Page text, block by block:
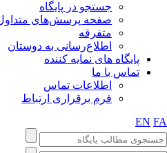
جستجو در پایگاه
صفحه پرسش‌های متداول
متفرقه
اطلاع‌رسانی به دوستان
پایگاه های نمایه کننده
تماس با ما
اطلاعات تماس
فرم برقراری ارتباط
EN